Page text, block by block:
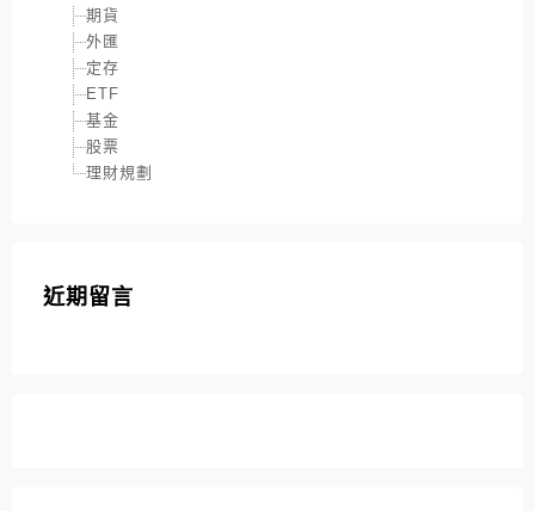
期貨
外匯
定存
ETF
基金
股票
理財規劃
近期留言